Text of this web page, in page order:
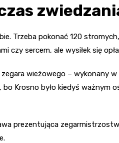
Trzeba pokonać 120
czy sercem, ale wysiłek się
wieżowego – wykonany
bo Krosno było kiedyś
prezentująca